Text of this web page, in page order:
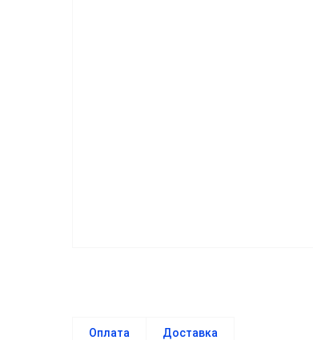
Оплата Доставка